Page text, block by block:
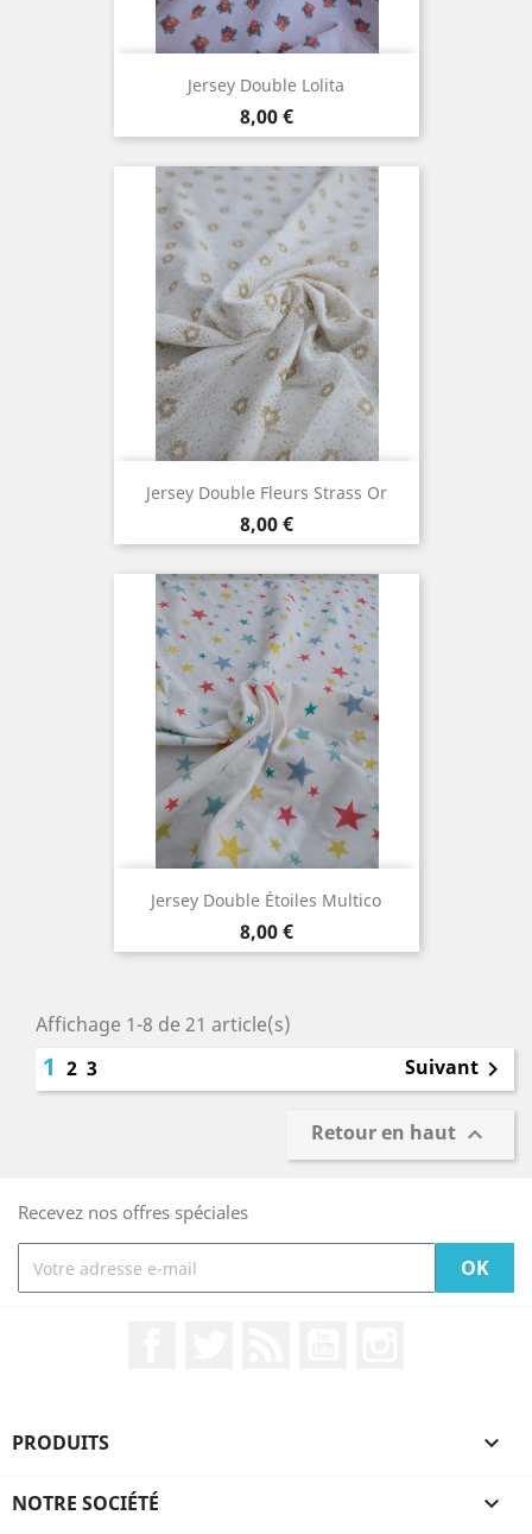
Jersey Double Lolita
Prix
8,00 €
Jersey Double Fleurs Strass Or
Prix
8,00 €
Jersey Double Étoiles Multico
Prix
8,00 €
Affichage 1-8 de 21 article(s)
1 2 3 Suivant 
Retour en haut 
Recevez nos offres spéciales
PRODUITS 
NOTRE SOCIÉTÉ 